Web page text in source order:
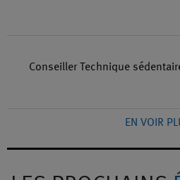
Conseiller Technique
EN VOIR